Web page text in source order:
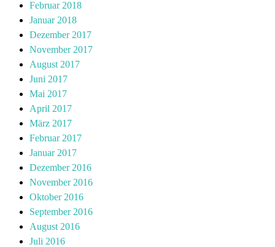
Februar 2018
Januar 2018
Dezember 2017
November 2017
August 2017
Juni 2017
Mai 2017
April 2017
März 2017
Februar 2017
Januar 2017
Dezember 2016
November 2016
Oktober 2016
September 2016
August 2016
Juli 2016